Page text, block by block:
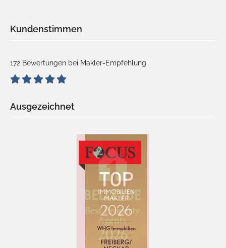
Kundenstimmen
172 Bewertungen bei Makler-Empfehlung
Ausgezeichnet